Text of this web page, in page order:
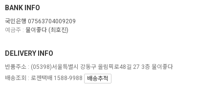
BANK INFO
국민은행 07563704009209
예금주 : 물이좋다 (최호진)
DELIVERY INFO
반품주소 : (05398)서울특별시 강동구 올림픽로48길 27 3층 물이좋다
배송조회 : 로젠택배 1588-9988
배송추적